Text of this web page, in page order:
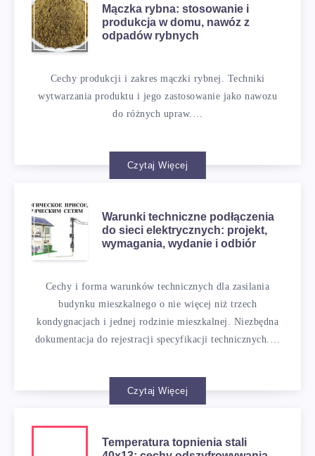
Mączka rybna: stosowanie i
produkcja w domu, nawóz z
odpadów rybnych
Cechy produkcji i zakres mączki rybnej. Techniki
wytwarzania produktu i jego zastosowanie jako nawozu
do różnych upraw.…
Czytaj Więcej
Warunki techniczne podłączenia
do sieci elektrycznych: projekt,
wymagania, wydanie i odbiór
Cechy i forma warunków technicznych dla zasilania
budynku mieszkalnego o nie więcej niż trzech
kondygnacjach i jednej rodzinie mieszkalnej. Niezbędna
dokumentacja do rejestracji specyfikacji technicznych.…
Czytaj Więcej
Temperatura topnienia stali